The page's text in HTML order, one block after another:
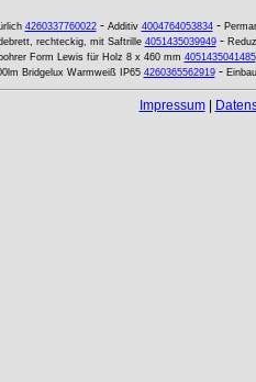
4260337760022- Additiv 4004764053834-
rechteckig, mit Saftrille 4051435039949-
Form Lewis für Holz 8 x 460 mm 4051435041485
Bridgelux Warmweiß IP65 4260365562919-
Impressum|